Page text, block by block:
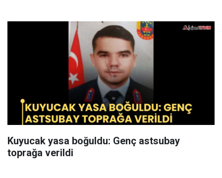
Kuyucak yasa boğuldu: Genç astsubay
toprağa verildi